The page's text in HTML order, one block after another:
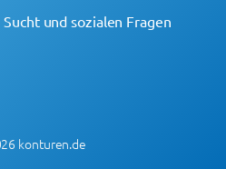
und sozialen Fragen
konturen.de